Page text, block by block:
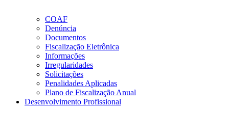
COAF
Denúncia
Documentos
Fiscalização Eletrônica
Informações
Irregularidades
Solicitações
Penalidades Aplicadas
Plano de Fiscalização Anual
Desenvolvimento Profissional